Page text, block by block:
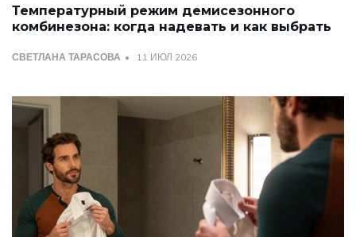
Температурный режим демисезонного
комбинезона: когда надевать и как выбрать
СВЕТЛАНА ТАРАСОВА 11 ИЮЛ 2026